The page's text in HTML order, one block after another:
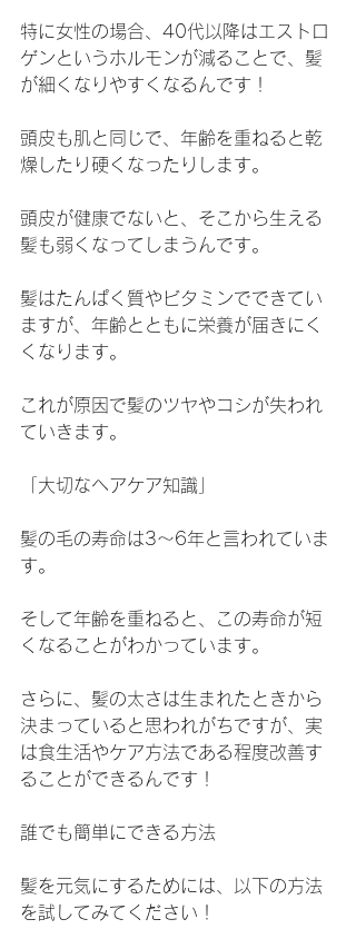
特に女性の場合、40代以降はエストロ
ゲンというホルモンが減ることで、髪
が細くなりやすくなるんです！
頭皮も肌と同じで、年齢を重ねると乾
燥したり硬くなったりします。
頭皮が健康でないと、そこから生える
髪も弱くなってしまうんです。
髪はたんぱく質やビタミンでできてい
ますが、年齢とともに栄養が届きにく
くなります。
これが原因で髪のツヤやコシが失われ
ていきます。
「大切なヘアケア知識」
髪の毛の寿命は3〜6年と言われていま
す。
そして年齢を重ねると、この寿命が短
くなることがわかっています。
さらに、髪の太さは生まれたときから
決まっていると思われがちですが、実
は食生活やケア方法である程度改善す
ることができるんです！
誰でも簡単にできる方法
髪を元気にするためには、以下の方法
を試してみてください！